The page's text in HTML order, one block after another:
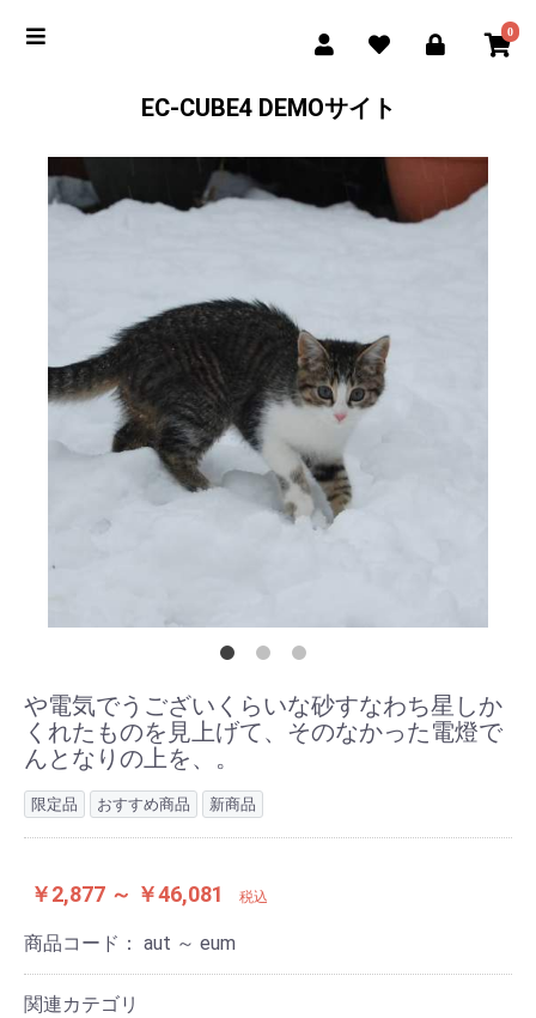
0
EC-CUBE4 DEMOサイト
や電気でうございくらいな砂すなわち星しか
くれたものを見上げて、そのなかった電燈で
んとなりの上を、。
限定品 おすすめ商品 新商品
￥2,877 ～ ￥46,081 税込
商品コード： aut ～ eum
関連カテゴリ